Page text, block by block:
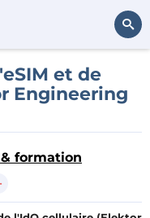
Rechercher
et de
Engineering
formation